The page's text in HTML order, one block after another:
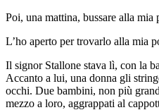
Poi, una mattina, bussare alla mia
L’ho aperto per trovarlo alla mia
Il signor Stallone stava lì, con la
Accanto a lui, una donna gli
occhi. Due bambini, non più
mezzo a loro, aggrappati al